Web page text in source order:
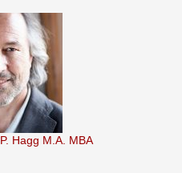
Hagg M.A. MBA